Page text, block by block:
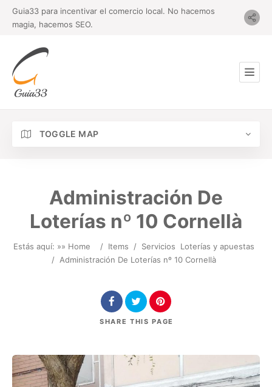
Guia33 para incentivar el comercio local. No hacemos
magia, hacemos SEO.
TOGGLE MAP
Administración De
Loterías nº 10 Cornellà
Estás aquí: »» Home / Items / Servicios
Loterías y apuestas
/ Administración De Loterías nº 10 Cornellà
SHARE THIS PAGE